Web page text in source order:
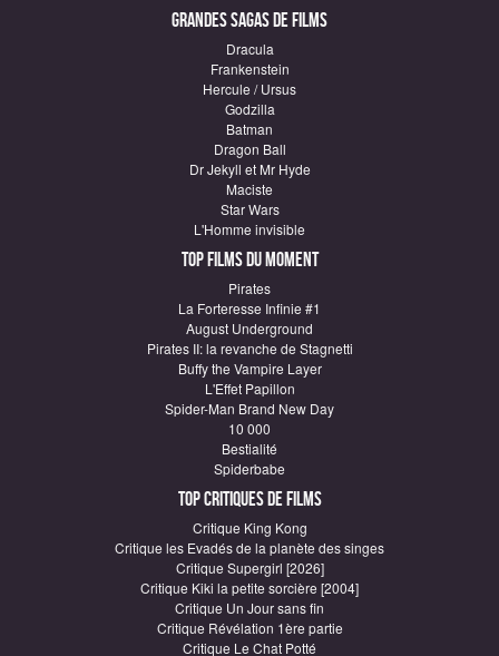
Grandes sagas de Films
Dracula
Frankenstein
Hercule / Ursus
Godzilla
Batman
Dragon Ball
Dr Jekyll et Mr Hyde
Maciste
Star Wars
L'Homme invisible
Top Films du moment
Pirates
La Forteresse Infinie #1
August Underground
Pirates II: la revanche de Stagnetti
Buffy the Vampire Layer
L'Effet Papillon
Spider-Man Brand New Day
10 000
Bestialité
Spiderbabe
Top critiques de Films
Critique King Kong
Critique les Evadés de la planète des singes
Critique Supergirl [2026]
Critique Kiki la petite sorcière [2004]
Critique Un Jour sans fin
Critique Révélation 1ère partie
Critique Le Chat Potté